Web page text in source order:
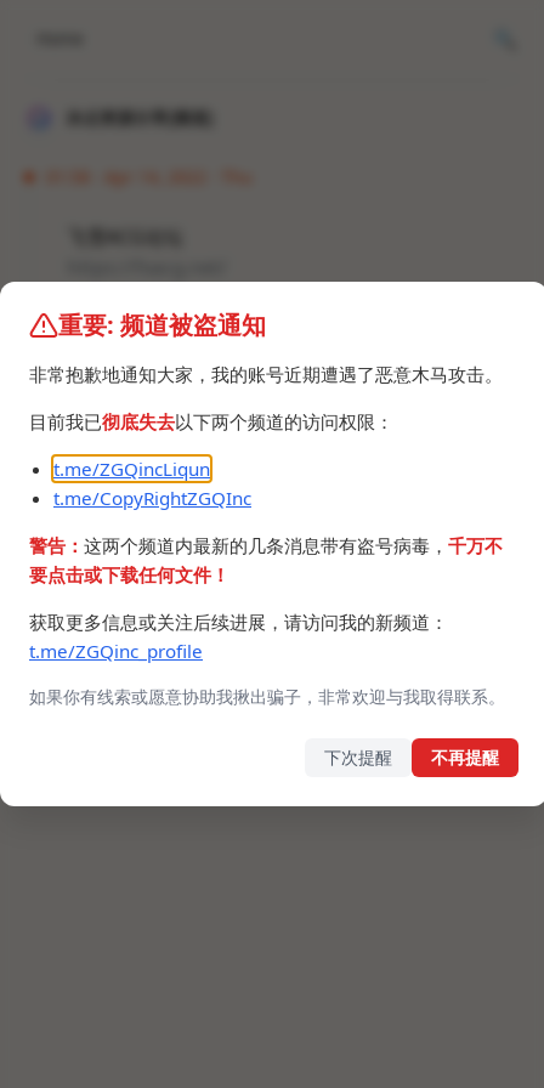
#网站 #GalGame #黄油 #游戏
©2024 ZGQ Inc.All rights reserved
重要: 频道被盗通知
非常抱歉地通知大家，我的账号近期遭遇了恶意木马攻击。
目前我已彻底失去以下两个频道的访问权限：
t.me/ZGQincLiqun
t.me/CopyRightZGQInc
警告： 这两个频道内最新的几条消息带有盗号病毒， 千万不
要点击或下载任何文件！
获取更多信息或关注后续进展，请访问我的新频道：
t.me/ZGQinc_profile
如果你有线索或愿意协助我揪出骗子，非常欢迎与我取得联系。
下次提醒 不再提醒